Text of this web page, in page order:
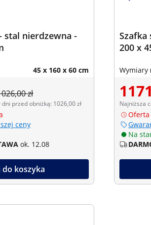
stal nierdzewna -
45 x 160 x 60 cm
zł
przed obniżką: 1026,00 zł
ceny
ok. 12.08
do koszyka
Szafka
200 x
Wymiary
Najniższa
Na